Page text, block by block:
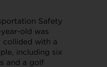
Safety
old was
collided with a
including six
and a golf